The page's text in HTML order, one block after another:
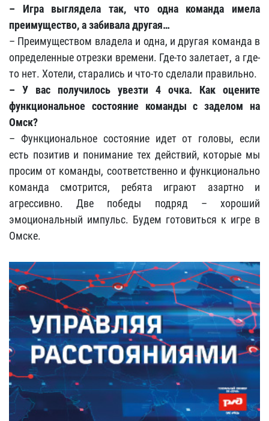
– Игра выглядела так, что одна команда имела
преимущество, а забивала другая…
– Преимуществом владела и одна, и другая команда в
определенные отрезки времени. Где-то залетает, а где-
то нет. Хотели, старались и что-то сделали правильно.
– У вас получилось увезти 4 очка. Как оцените
функциональное состояние команды с заделом на
Омск?
– Функциональное состояние идет от головы, если
есть позитив и понимание тех действий, которые мы
просим от команды, соответственно и функционально
команда смотрится, ребята играют азартно и
агрессивно. Две победы подряд – хороший
эмоциональный импульс. Будем готовиться к игре в
Омске.